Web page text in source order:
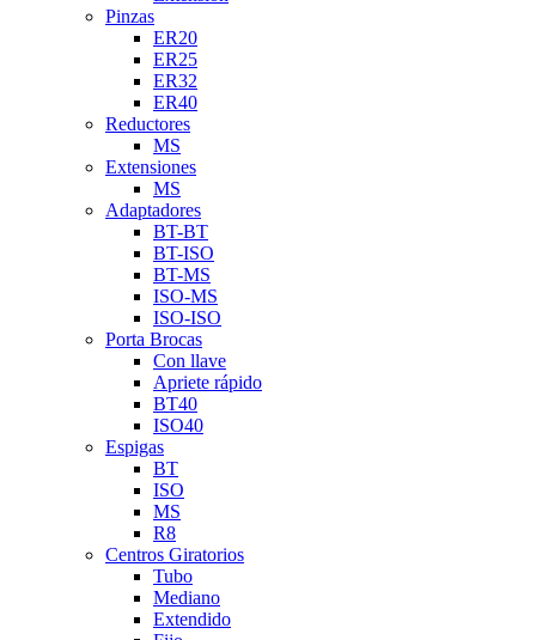
Pinzas
ER20
ER25
ER32
ER40
Reductores
MS
Extensiones
MS
Adaptadores
BT-BT
BT-ISO
BT-MS
ISO-MS
ISO-ISO
Porta Brocas
Con llave
Apriete rápido
BT40
ISO40
Espigas
BT
ISO
MS
R8
Centros Giratorios
Tubo
Mediano
Extendido